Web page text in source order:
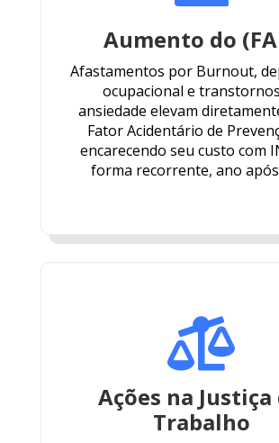
Aumento do
Afastamentos por Burnout,
ocupacional e
ansiedade elevam
Fator Acidentário de
encarecendo seu custo com
forma recorrente, ano

Ações na Justiça
Trabalho